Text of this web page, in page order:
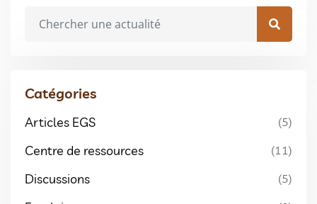
Catégories
Articles EGS (5)
Centre de ressources (11)
Discussions (5)